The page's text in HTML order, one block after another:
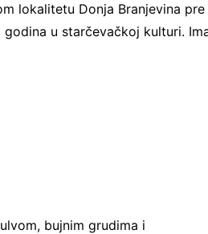
lokalitetu Donja Branjevina pre
u starčevačkoj kulturi.
bujnim grudima i